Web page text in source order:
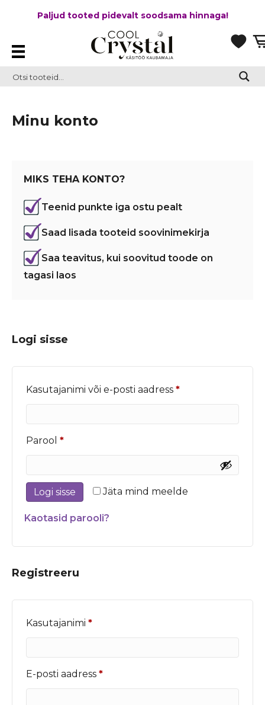
Paljud tooted pidevalt soodsama hinnaga!
Minu konto
MIKS TEHA KONTO?
Teenid punkte iga ostu pealt
Saad lisada tooteid soovinimekirja
Saa teavitus, kui soovitud toode on
tagasi laos
Logi sisse
Kasutajanimi või e-posti aadress *Nõutud
Parool *Nõutud
Jäta mind meelde
Logi sisse
Kaotasid parooli?
Registreeru
Kasutajanimi *Nõutud
E-posti aadress *Nõutud